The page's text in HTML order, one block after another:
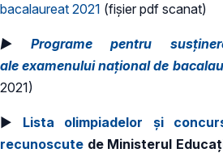
bacalaureat 2021 (fișier pdf scanat)
► Programe pentru
ale examenului național de
2021)
► Lista olimpiadelor și
recunoscute de Ministerul